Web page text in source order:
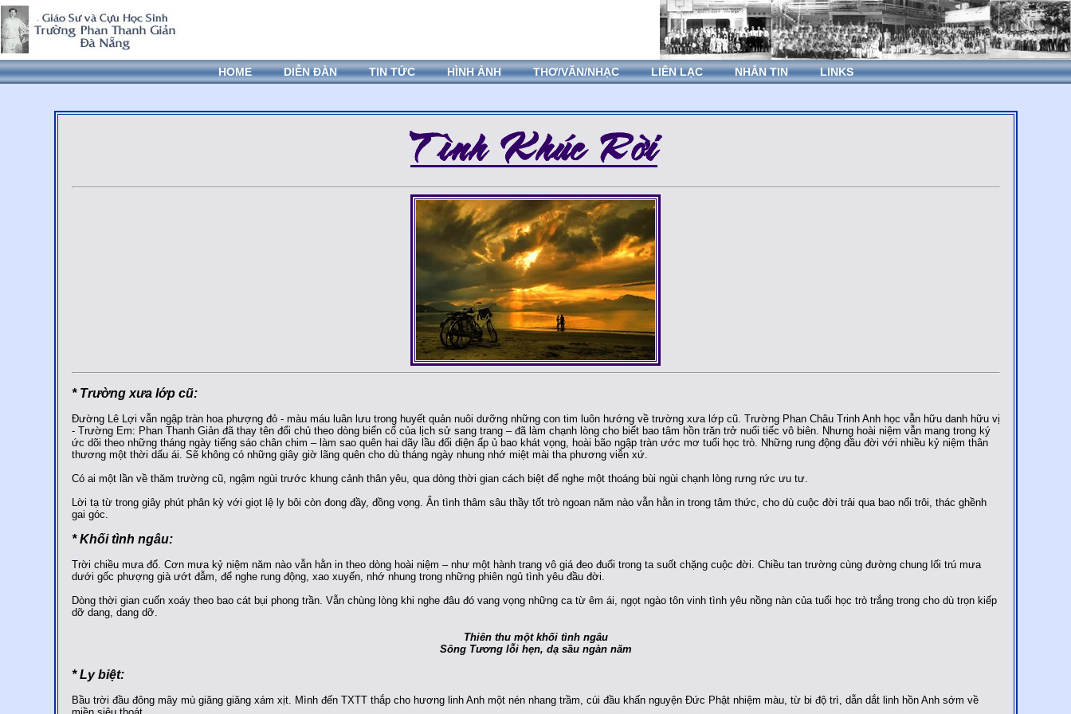
HOME DIỄN ĐÀN TIN TỨC HÌNH ẢNH THƠ/VĂN/NHẠC LIÊN LẠC NHẮN TIN LINKS
* Trường xưa lớp cũ:
Đường Lê Lợi vẫn ngập tràn hoa phượng đỏ - màu máu luân lưu trong huyết quản nuôi dưỡng những con tim luôn hướng về trường xưa lớp cũ. Trường Phan Châu Trinh Anh học vẫn hữu danh hữu vị
- Trường Em: Phan Thanh Giản đã thay tên đổi chủ theo dòng biến cố của lịch sử sang trang – đã làm chạnh lòng cho biết bao tâm hồn trăn trở nuối tiếc vô biên. Nhưng hoài niệm vẫn mang trong ký
ức dõi theo những tháng ngày tiếng sáo chân chim – làm sao quên hai dãy lầu đối diện ấp ủ bao khát vọng, hoài bão ngập tràn ước mơ tuổi học trò. Những rung động đầu đời với nhiều kỷ niệm thân
thương một thời dấu ái. Sẽ không có những giây giờ lãng quên cho dù tháng ngày nhung nhớ miệt mài tha phương viễn xứ.
Có ai một lần về thăm trường cũ, ngậm ngùi trước khung cảnh thân yêu, qua dòng thời gian cách biệt để nghe một thoáng bùi ngùi chạnh lòng rưng rức ưu tư.
Lời tạ từ trong giây phút phân kỳ với giọt lệ ly bôi còn đong đầy, đồng vọng. Ân tình thâm sâu thầy tốt trò ngoan năm nào vẫn hằn in trong tâm thức, cho dù cuộc đời trải qua bao nổi trôi, thác ghềnh
gai góc.
* Khối tình ngâu:
Trời chiều mưa đổ. Cơn mưa kỷ niệm năm nào vẫn hằn in theo dòng hoài niệm – như một hành trang vô giá đeo đuổi trong ta suốt chặng cuộc đời. Chiều tan trường cùng đường chung lối trú mưa
dưới gốc phượng già ướt đẫm, để nghe rung động, xao xuyến, nhớ nhung trong những phiên ngủ tình yêu đầu đời.
Dòng thời gian cuốn xoáy theo bao cát bụi phong trần. Vẫn chùng lòng khi nghe đâu đó vang vọng những ca từ êm ái, ngọt ngào tôn vinh tình yêu nồng nàn của tuổi học trò trắng trong cho dù trọn kiếp
dỡ dang, dang dỡ.
Thiên thu một khối tình ngâu
Sông Tương lỗi hẹn, dạ sầu ngàn năm
* Ly biệt:
Bầu trời đầu đông mây mù giăng giăng xám xịt. Mình đến TXTT thắp cho hương linh Anh một nén nhang trầm, cúi đầu khấn nguyện Đức Phật nhiệm màu, từ bi độ trì, dẫn dắt linh hồn Anh sớm về